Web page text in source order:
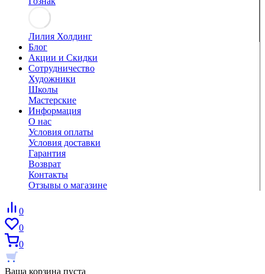
Лилия Холдинг
Блог
Акции и Скидки
Сотрудничество
Художники
Школы
Мастерские
Информация
О нас
Условия оплаты
Условия доставки
Гарантия
Возврат
Контакты
Отзывы о магазине
0
0
0
Ваша корзина пуста